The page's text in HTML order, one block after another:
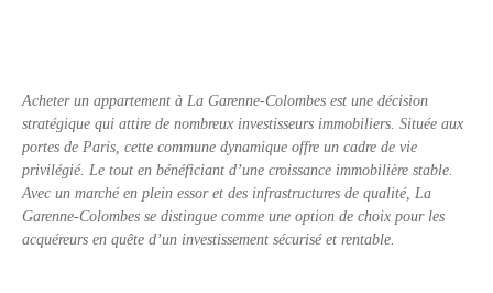
Acheter un appartement à La Garenne-Colombes est une décision
stratégique qui attire de nombreux investisseurs immobiliers. Située aux
portes de Paris, cette commune dynamique offre un cadre de vie
privilégié. Le tout en bénéficiant d’une croissance immobilière stable.
Avec un marché en plein essor et des infrastructures de qualité, La
Garenne-Colombes se distingue comme une option de choix pour les
acquéreurs en quête d’un investissement sécurisé et rentable.